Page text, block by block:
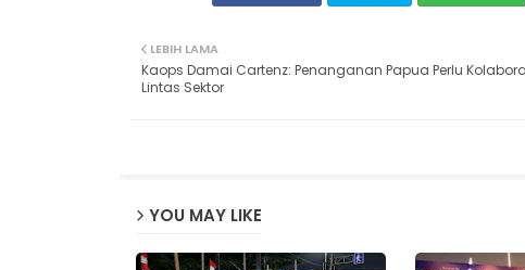
LEBIH LAMA
Kaops Damai Cartenz: Penanganan Papua Perlu
Lintas Sektor
YOU MAY LIKE